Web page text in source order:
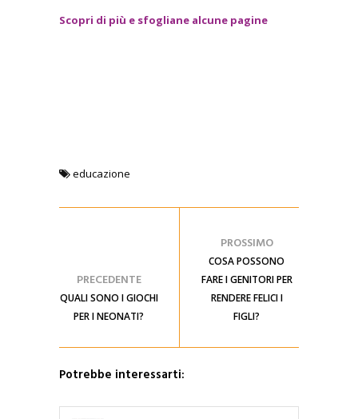
Scopri di più e sfogliane alcune pagine
educazione
PRECEDENTE
QUALI SONO I GIOCHI
PER I NEONATI?
PROSSIMO
COSA POSSONO
FARE I GENITORI PER
RENDERE FELICI I
FIGLI?
Potrebbe interessarti: